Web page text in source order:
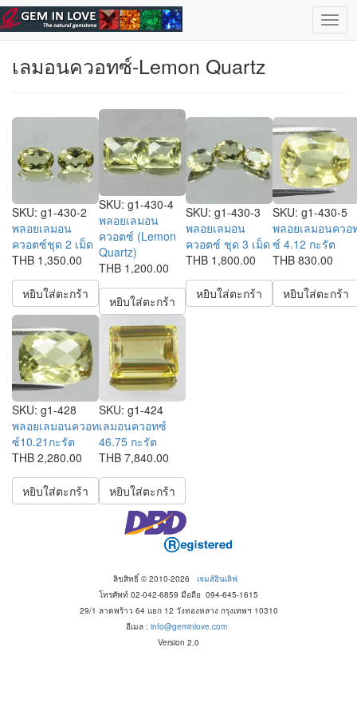
ข้ามไปยังเนื้อหาหลัก
เลือกอัญมณี English
เลมอนควอทซ์-Lemon Quartz
SKU: g1-430-2
พลอยเลมอน
ควอตซ์ชุด 2 เม็ด
THB 1,350.00
หยิบใส่ตะกร้า
SKU: g1-430-4
พลอยเลมอน
ควอตซ์ (Lemon
Quartz)
THB 1,200.00
หยิบใส่ตะกร้า
SKU: g1-430-3
พลอยเลมอน
ควอตซ์ ชุด 3 เม็ด
THB 1,800.00
หยิบใส่ตะกร้า
SKU: g1-430-5
พลอยเลมอนควอ
ซ์ 4.12 กะรัต
THB 830.00
หยิบใส่ตะกร้า
SKU: g1-428
พลอยเลมอนควอท
ซ์10.21กะรัต
THB 2,280.00
หยิบใส่ตะกร้า
SKU: g1-424
เลมอนควอทซ์
46.75 กะรัต
THB 7,840.00
หยิบใส่ตะกร้า
ลิขสิทธิ์ © 2010-2026 เจมส์อินเลิฟ
โทรศัพท์ 02-042-6859 มือถือ 094-645-1615
29/1 ลาดพร้าว 64 แยก 12 วังทองหลาง กรุงเทพฯ 10310
อีเมล : info@geminlove.com
Version 2.0